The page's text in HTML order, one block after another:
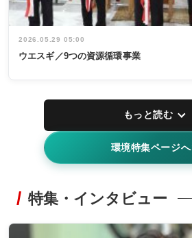
2026.05.29 05:00
ウエスギ／9つの資源循環事業
もっと読む
環境特集ページへ
特集・インタビュー